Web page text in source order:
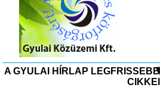
A GYULAI HÍRLAP LEGFRISSEBB
CIKKEI